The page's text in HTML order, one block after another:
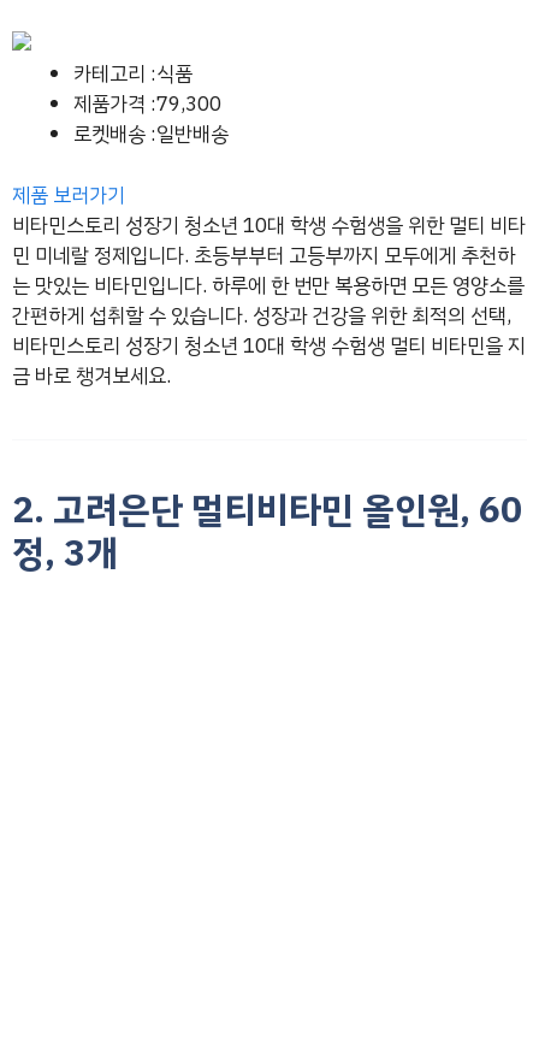
카테고리 :식품
제품가격 :79,300
로켓배송 :일반배송
제품 보러가기
비타민스토리 성장기 청소년 10대 학생 수험생을 위한 멀티 비타
민 미네랄 정제입니다. 초등부부터 고등부까지 모두에게 추천하
는 맛있는 비타민입니다. 하루에 한 번만 복용하면 모든 영양소를
간편하게 섭취할 수 있습니다. 성장과 건강을 위한 최적의 선택,
비타민스토리 성장기 청소년 10대 학생 수험생 멀티 비타민을 지
금 바로 챙겨보세요.
2. 고려은단 멀티비타민 올인원, 60
정, 3개